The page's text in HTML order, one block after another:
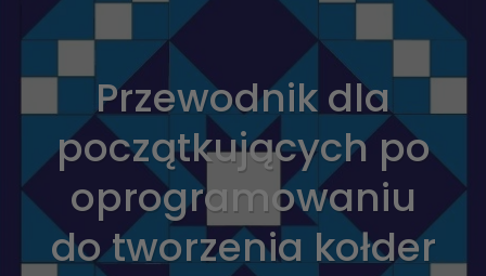
Przewodnik dla
początkujących po
oprogramowaniu
do tworzenia kołder